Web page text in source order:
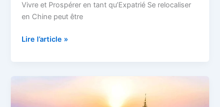
Vivre et Prospérer en tant qu’Expatrié Se relocaliser
en Chine peut être
Lire l’article »